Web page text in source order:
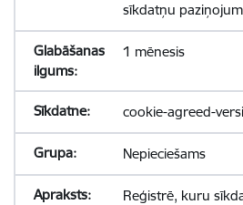
sīkdatņu
1 mēnesis
cookie-agreed-
Nepieciešams
Reģistrē, kuru